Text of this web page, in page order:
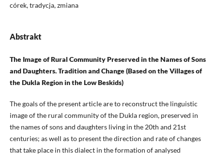
córek, tradycja, zmiana
Abstrakt
The Image of Rural Community Preserved in the Names of Sons
and Daughters. Tradition and Change (Based on the Villages of
the Dukla Region in the Low Beskids)
The goals of the present article are to reconstruct the linguistic
image of the rural community of the Dukla region, preserved in
the names of sons and daughters living in the 20th and 21st
centuries; as well as to present the direction and rate of changes
that take place in this dialect in the formation of analysed